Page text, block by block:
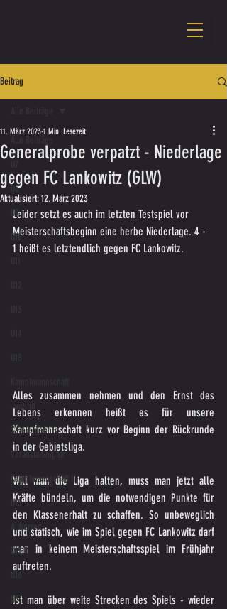
Beitrag
U8
U9
U10
Jugend
Spielergebnis
Veranstaltungen
Kampfmannschaft II
U15
Altherren
U15 B
U6
Generalprobe verpatzt - Niederlage
gegen FC Lankowitz (GLW)
11. März 2023 1 Min. Lesezeit
Aktualisiert:12. März 2023
Leider setzt es auch im letzten Testspiel vor
Meisterschaftsbeginn eine herbe Niederlage. 4 -
1 heißt es letztendlich gegen FC Lankowitz.
Alles zusammen nehmen und den Ernst des
Lebens erkennen heißt es für unsere
Kampfmannschaft kurz vor Beginn der Rückrunde
in der Gebietsliga.
Will man die Liga halten, muss man jetzt alle
Kräfte bündeln, um die notwendigen Punkte für
den Klassenerhalt zu schaffen. So unbeweglich
und statisch, wie im Spiel gegen FC Lankowitz darf
man in keinem Meisterschaftsspiel im Frühjahr
auftreten.
Ist man über weite Strecken des Spiels - wieder